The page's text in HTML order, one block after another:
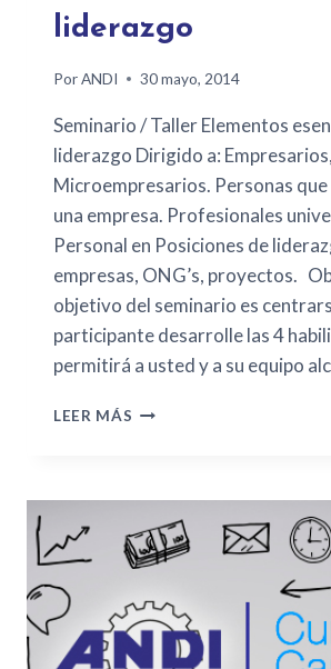
liderazgo
PorANDI 30 mayo, 2014
Seminario / Taller Elementos
liderazgo Dirigido a: Empresarios,
Microempresarios. Personas
una empresa. Profesionales
Personal en Posiciones de
empresas, ONG’s, proyectos.
objetivo del seminario es
participante desarrolle las 4
permitirá a usted y a su equipo
LEER MÁS